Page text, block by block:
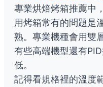
專業烘焙烤箱推薦中
用烤箱常有的問題是
熟。專業機種會用雙
有些高端機型還有
低。
記得看規格裡的溫度